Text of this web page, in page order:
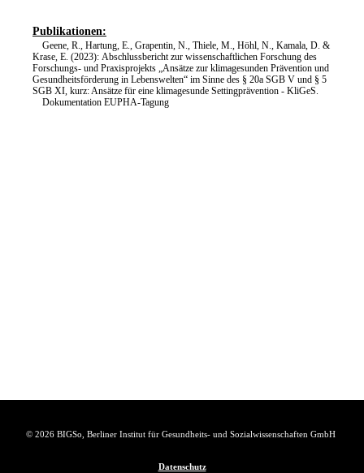
Publikationen:
Geene, R., Hartung, E., Grapentin, N., Thiele, M., Höhl, N., Kamala, D. &
Krase, E. (2023): Abschlussbericht zur wissenschaftlichen Forschung des
Forschungs- und Praxisprojekts „Ansätze zur klimagesunden Prävention und
Gesundheitsförderung in Lebenswelten“ im Sinne des § 20a SGB V und § 5
SGB XI, kurz: Ansätze für eine klimagesunde Settingprävention - KliGeS.
Dokumentation EUPHA-Tagung
© 2026 BIGSo, Berliner Institut für Gesundheits- und Sozialwissenschaften GmbH
Datenschutz